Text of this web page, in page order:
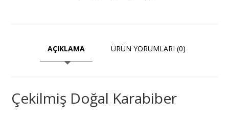
AÇIKLAMA ÜRÜN YORUMLARI (0)
Çekilmiş Doğal Karabiber